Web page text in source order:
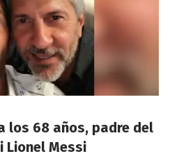
los 68 años, padre del
Lionel Messi